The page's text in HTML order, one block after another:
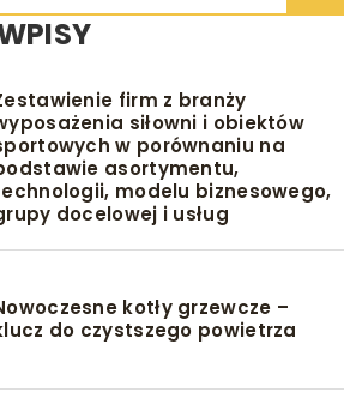
firm z branży
siłowni i obiektów
w porównaniu na
asortymentu,
modelu biznesowego,
docelowej i usług
kotły grzewcze –
do czystszego powietrza